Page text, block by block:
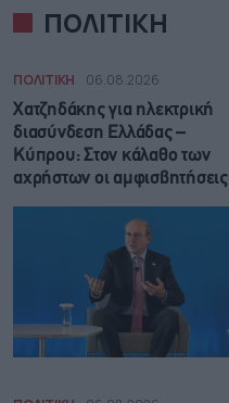
ΠΟΛΙΤΙΚΗ
ΠΟΛΙΤΙΚΗ 06.08.2026
Χατζηδάκης για ηλεκτρική
διασύνδεση Ελλάδας –
Κύπρου: Στον κάλαθο των
αχρήστων οι αμφισβητήσεις